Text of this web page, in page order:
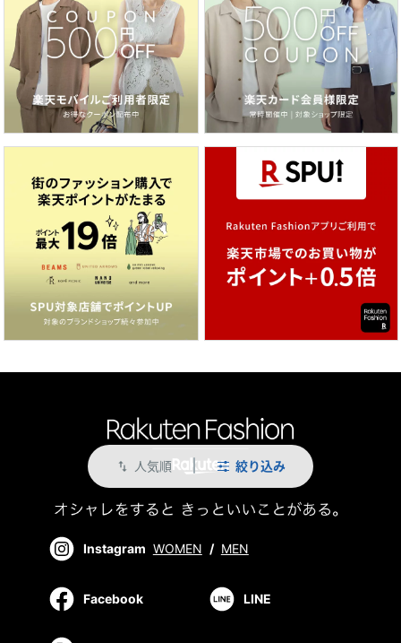
swap_vert 人気順 絞り込み
Instagram WOMEN / MEN
Facebook LINE